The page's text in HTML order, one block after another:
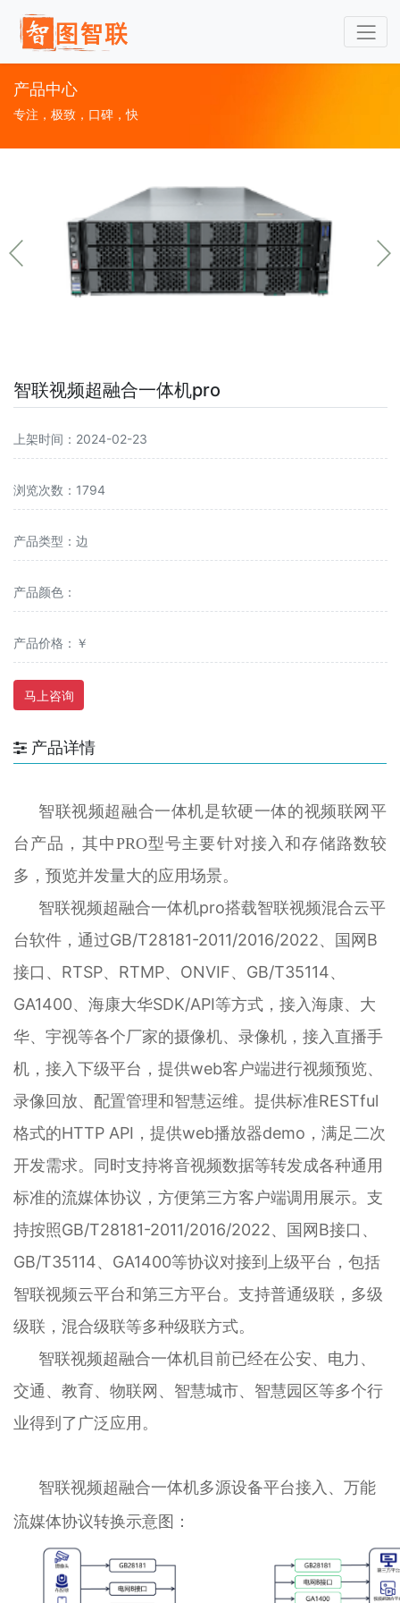
产品中心
专注，极致，口碑，快
智联视频超融合一体机pro
上架时间：2024-02-23
浏览次数：1794
产品类型：边
产品颜色：
产品价格：￥
马上咨询
产品详情
智联视频超融合一体机是软硬一体的视频联网平
台产品，其中PRO型号主要针对接入和存储路数较
多，预览并发量大的应用场景。
智联视频超融合一体机pro搭载智联视频混合云平
台软件， 通过GB/T28181-2011/2016/2022、国网B
接口、RTSP、RTMP、ONVIF、GB/T35114、
GA1400、海康大华SDK/API等方式，接入海康、大
华、宇视等各个厂家的摄像机、录像机，接入直播手
机，接入下级平台，提供web客户端进行视频预览、
录像回放、配置管理和智慧运维。提供标准RESTful
格式的HTTP API，提供web播放器demo，满足二次
开发需求。同时支持将音视频数据等转发成各种通用
标准的流媒体协议，方便第三方客户端调用展示。支
持按照GB/T28181-2011/2016/2022、国网B接口、
GB/T35114、GA1400等协议对接到上级平台，包括
智联视频云平台和第三方平台。支持普通级联，多级
级联，混合级联等多种级联方式。
智联视频超融合一体机目前已经在公安、电力、
交通、教育、物联网、智慧城市、智慧园区等多个行
业得到了广泛应用。
智联视频超融合一体机多源设备平台接入、万能
流媒体协议转换示意图：